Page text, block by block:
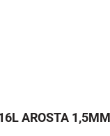
AROSTA